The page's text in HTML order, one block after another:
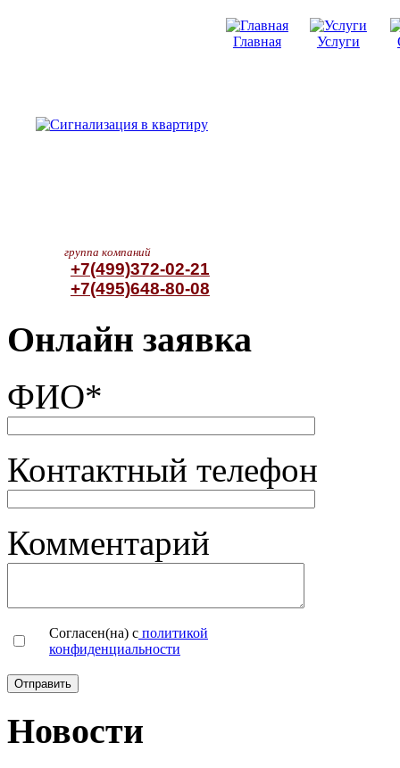
Главная Услуги
группа компаний
+7(499)372-02-21
+7(495)648-80-08
Онлайн заявка
ФИО*
Контактный телефон
Комментарий
Согласен(на) с политикой
конфиденциальности
Новости